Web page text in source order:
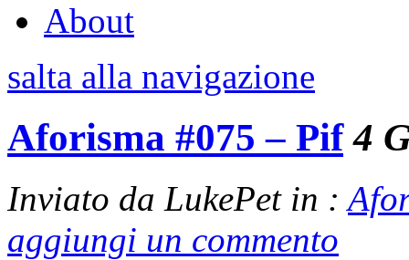
About
salta alla navigazione
Aforisma #075 – Pif 4
Inviato da LukePet in :
aggiungi un commento